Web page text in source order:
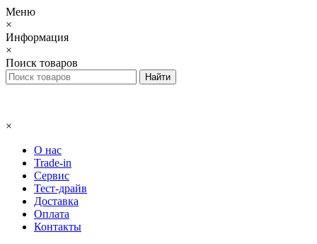
Меню
×
Информация
×
Поиск товаров
×
О нас
Trade-in
Сервис
Тест-драйв
Доставка
Оплата
Контакты